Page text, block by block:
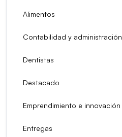
Alimentos
Contabilidad y administración
Dentistas
Destacado
Emprendimiento e innovación
Entregas